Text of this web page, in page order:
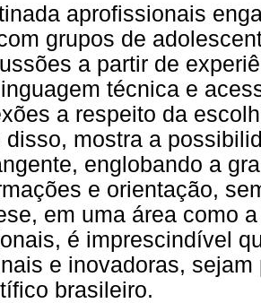
aprofissionais
grupos de
a partir de
técnica e
a respeito da
disso, mostra a
englobando a
e orientação,
em uma área como
é imprescindível
e inovadoras,
brasileiro.